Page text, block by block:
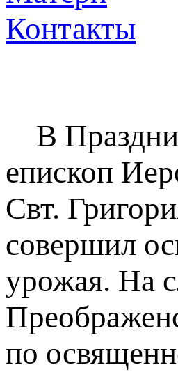
Контакты
В
епископ
Свт.
совершил
урожая. На
по